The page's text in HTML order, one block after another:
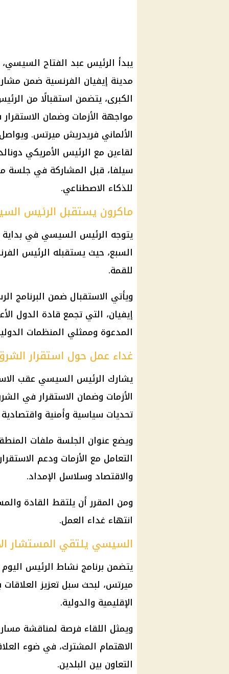
يبدأ الرئيس عبد الفتاح السيسي
مدينة إيفيان الفرنسية ضمن
الكبرى، يتضمن استقبالًا من
مواجهة الأزمات وضمان
لقاءين مع الرئيس الأمريكي
سيلفا، قبل المشاركة في جلسة
للذكاء الاصطناعي.
ماكرون يستقبل الرئيس
يتوجه الرئيس السيسي في
السبع، حيث يستقبله الرئيس
للقمة.
ويأتي الاستقبال ضمن
إيفيان، التي تجمع قادة الدول
المدعوة وممثلي المنظمات
غداء عمل حول استقرار
يشارك الرئيس السيسي عقب
الأزمات وضمان الاستقرار في
تحديات سياسية وأمنية
ويضع عنوان الجلسة ملفات
التعامل مع الأزمات ودعم
والاقتصاد وسلاسل الإمداد.
ومن المقرر أن يلتقط القادة
انتهاء غداء العمل.
السيسي يلتقي المستشار
يتضمن برنامج نشاط الرئيس
ميرتس، لبحث سبل تعزيز العلاقات
الإقليمية والدولية.
ويمثل اللقاء فرصة لمناقشة
الاهتمام المشترك، في ضوء
التعاون بين البلدين.